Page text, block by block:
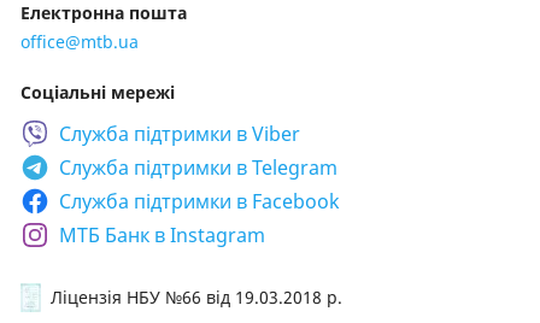
зовнішньоекономічні операції;
операції з цінними паперами;
інвестиційні послуги;
послуги казначейства;
інтернет-банкінг;
Електронна пошта
office@mtb.ua
Соціальні мережі
Cлужба підтримки вViber
Cлужба підтримки вTelegram
Cлужба підтримки в Facebook
МТБ Банк в Instagram
Ліцензія НБУ №66 від 19.03.2018 р.